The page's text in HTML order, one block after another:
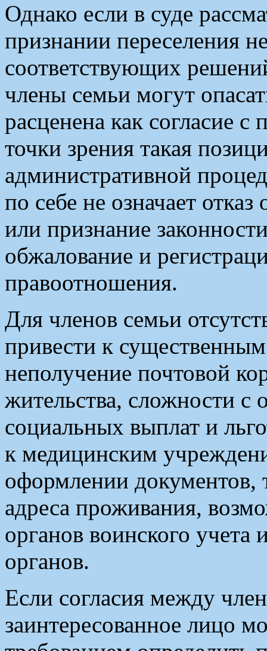
Однако если в суде
признании переселения
соответствующих
члены семьи могут
расценена как согласие
точки зрения такая
административной
по себе не означает
или признание
обжалование и
правоотношения.
Для членов семьи
привести к
неполучение почтовой
жительства, сложности
социальных выплат и
к медицинским
оформлении
адреса проживания,
органов воинского учета
органов.
Если согласия между
заинтересованное лицо